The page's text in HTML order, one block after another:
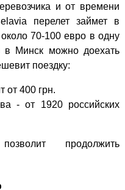
и от времени
перелет займет в
70-100 евро в одну
в Минск можно доехать
поездку:
от 400 грн.
- от 1920 российских
продолжить